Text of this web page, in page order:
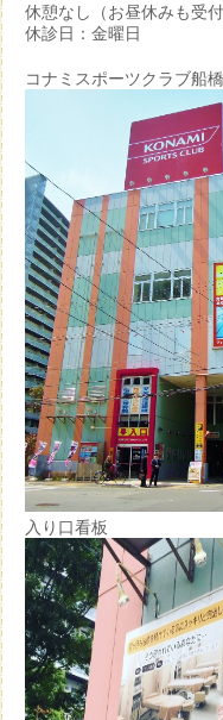
休憩なし（お昼休みも受付
休診日：金曜日
コナミスポーツクラブ船橋
入り口看板